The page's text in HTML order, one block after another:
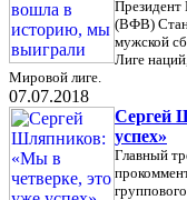
Президент
(ВФВ)
мужской
Лиге
Мировой лиге.
07.07.2018
Сергей
успех»
Главный